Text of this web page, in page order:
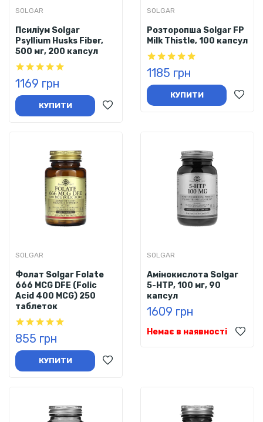
SOLGAR
Псиліум Solgar
Psyllium Husks Fiber,
500 мг, 200 капсул
1169 грн
КУПИТИ
SOLGAR
Розторопша Solgar FP
Milk Thistle, 100 капсул
1185 грн
КУПИТИ
SOLGAR
Фолат Solgar Folate
666 MCG DFE (Folic
Acid 400 MCG) 250
таблеток
855 грн
КУПИТИ
SOLGAR
Амінокислота Solgar
5-HTP, 100 мг, 90
капсул
1609 грн
Немає в наявності